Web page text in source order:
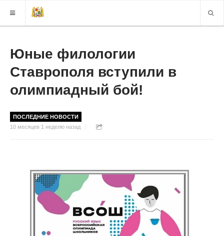
КАРТА САЙТА
ВЕРСИЯ ДЛЯ СЛАБОВИДЯЩИХ
Юные филологии
Ставрополя вступили в
олимпиадный бой!
ПОСЛЕДНИЕ НОВОСТИ
10 месяцев 1 неделю назад